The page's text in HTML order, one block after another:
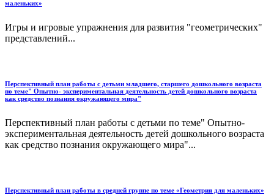
маленьких»
Игры и игровые упражнения для развития "геометрических"
представлений...
Перспективный план работы с детьми младшего, старшего дошкольного возраста
по теме" Опытно- экспериментальная деятельность детей дошкольного возраста
как средство познания окружающего мира"
Перспективный план работы с детьми по теме" Опытно-
экспериментальная деятельность детей дошкольного возраста
как средство познания окружающего мира"...
Перспективный план работы в средней группе по теме «Геометрия для маленьких»